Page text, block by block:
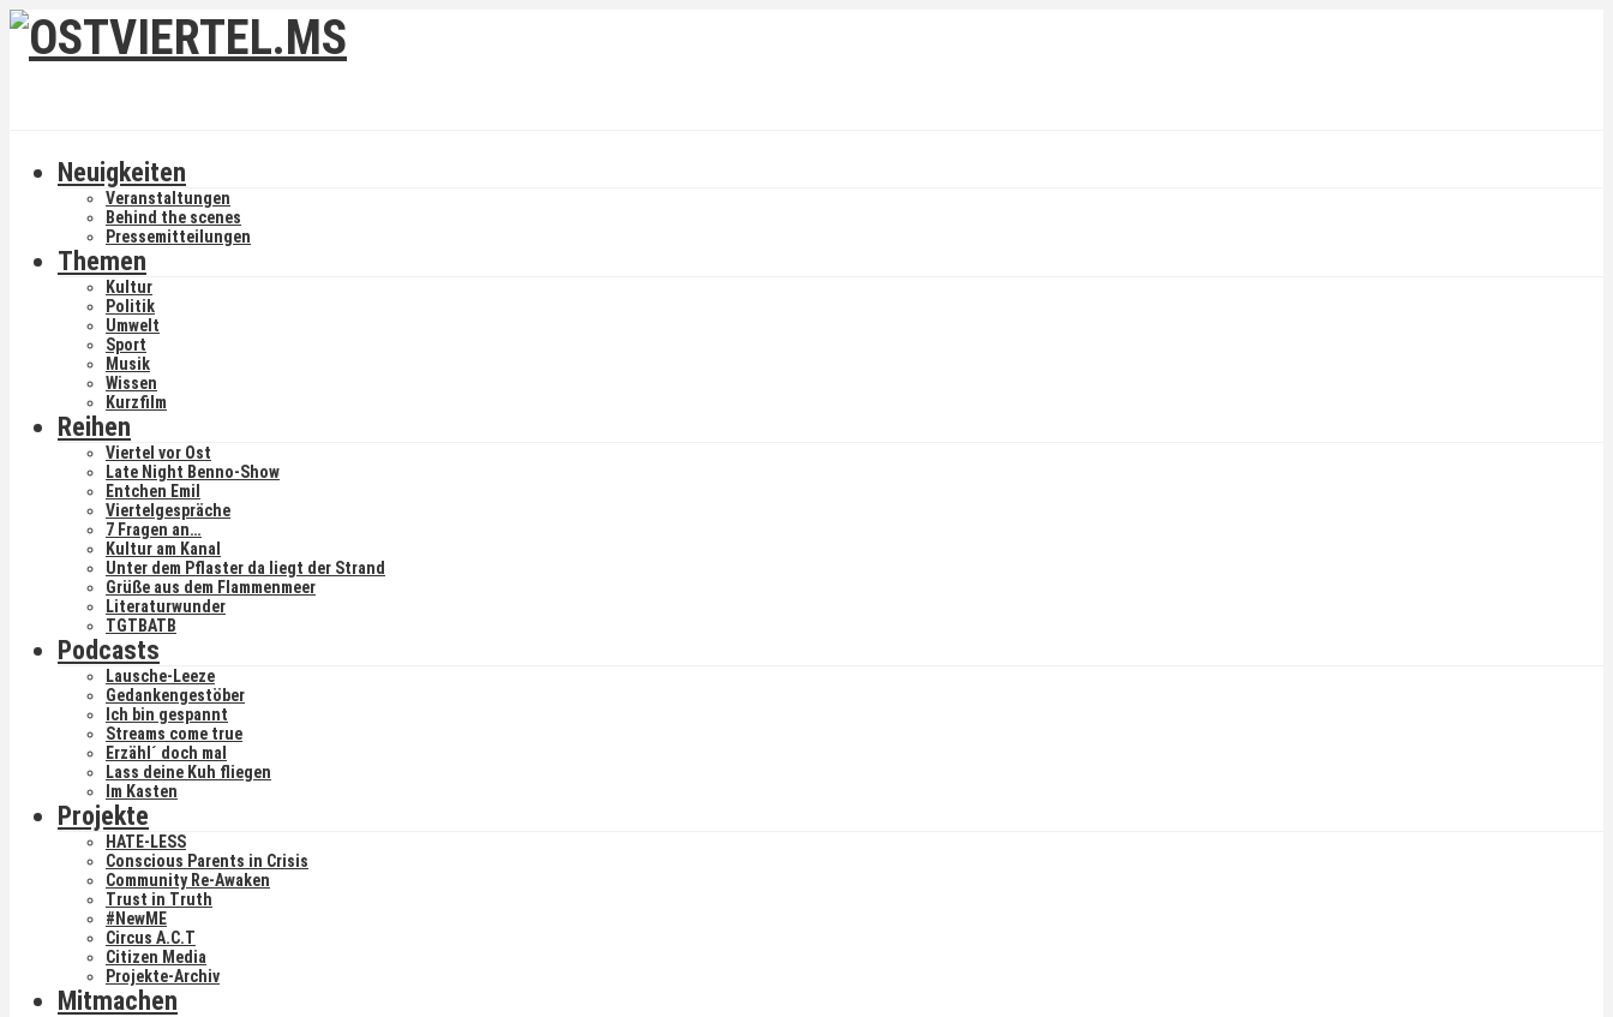
Neuigkeiten
Veranstaltungen
Behind the scenes
Pressemitteilungen
Themen
Kultur
Politik
Umwelt
Sport
Musik
Wissen
Kurzfilm
Reihen
Viertel vor Ost
Late Night Benno-Show
Entchen Emil
Viertelgespräche
7 Fragen an…
Kultur am Kanal
Unter dem Pflaster da liegt der Strand
Grüße aus dem Flammenmeer
Literaturwunder
TGTBATB
Podcasts
Lausche-Leeze
Gedankengestöber
Ich bin gespannt
Streams come true
Erzähl´ doch mal
Lass deine Kuh fliegen
Im Kasten
Projekte
HATE-LESS
Conscious Parents in Crisis
Community Re-Awaken
Trust in Truth
#NewME
Circus A.C.T
Citizen Media
Projekte-Archiv
Mitmachen